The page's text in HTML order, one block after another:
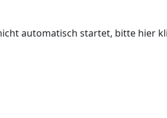
automatisch startet, bitte hier